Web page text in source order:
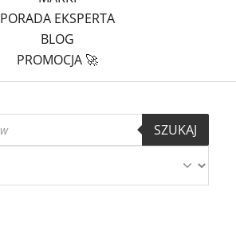
PORADA EKSPERTA
BLOG
PROMOCJA 🚀
SZUKAJ